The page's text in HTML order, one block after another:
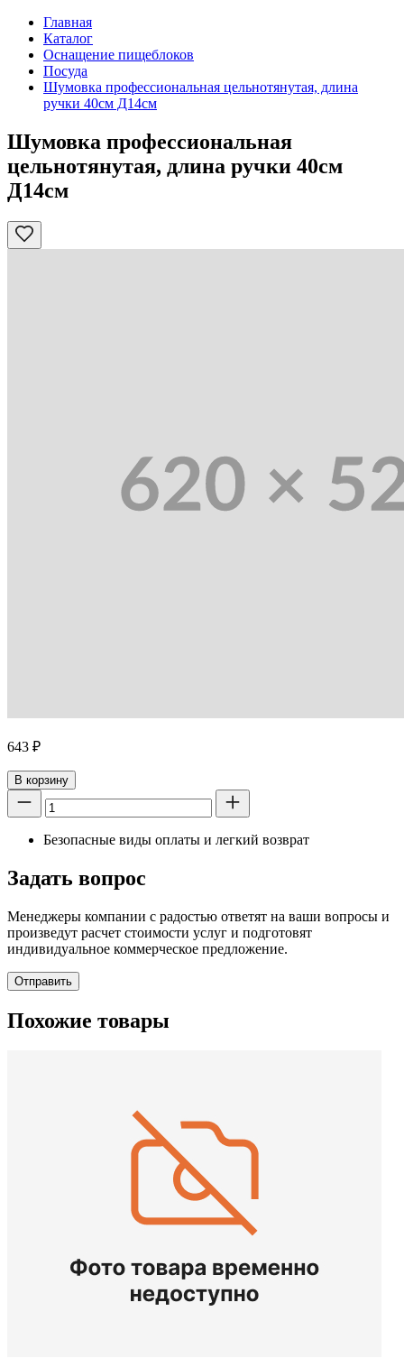
Главная
Каталог
Оснащение пищеблоков
Посуда
Шумовка профессиональная цельнотянутая, длина
ручки 40см Д14см
Шумовка профессиональная
цельнотянутая, длина ручки 40см
Д14см
643 ₽
В корзину
Безопасные виды оплаты и легкий возврат
Задать вопрос
Менеджеры компании с радостью ответят на ваши вопросы и
произведут расчет стоимости услуг и подготовят
индивидуальное коммерческое предложение.
Отправить
Похожие товары